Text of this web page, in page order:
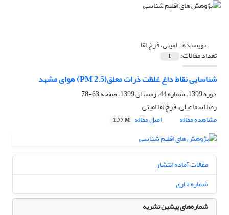
نویسنده =امینی، فرخ لقا
تعداد مقالات: 1
شناسایی نقاط داغ غلظت ذرات معلق(PM 2.5) هوای مشهد
دوره 1399، شماره 44، زمستان 1399، صفحه
63-78
رضا اسماعیلی، فرخ لقا امینی
مشاهده مقاله
اصل مقاله 1.77 M
مقالات آماده انتشار
شماره جاری
شماره‌های پیشین نشریه